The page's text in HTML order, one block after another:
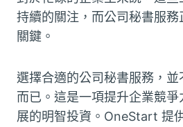
持續的關注，而公司秘書服
關鍵。
選擇合適的公司秘書服務，
而已。這是一項提升企業競
展的明智投資。OneStart 提